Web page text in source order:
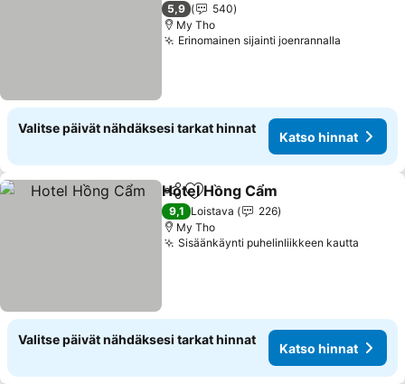
5,9
540
My Tho
Erinomainen sijainti joenrannalla
Valitse päivät nähdäksesi tarkat hinnat
Katso hinnat
Jaa Lisää suosikkeihin
Hotel Hồng Cẩm
9,1 Loistava
226
My Tho
Sisäänkäynti puhelinliikkeen kautta
Valitse päivät nähdäksesi tarkat hinnat
Katso hinnat